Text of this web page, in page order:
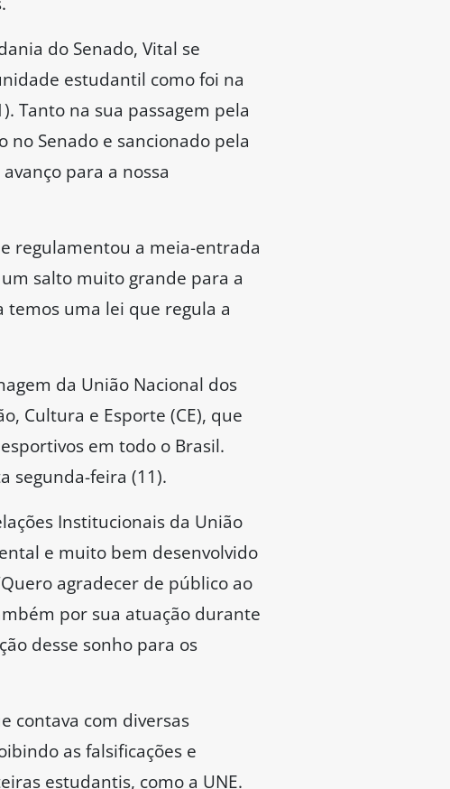
do Senado, Vital se
estudantil como foi na
Tanto na sua passagem pela
no Senado e sancionado pela
para a nossa
regulamentou a meia-entrada
salto muito grande para a
uma lei que regula a
da União Nacional dos
Cultura e Esporte (CE), que
em todo o Brasil.
segunda-feira (11).
Institucionais da União
e muito bem desenvolvido
agradecer de público ao
por sua atuação durante
desse sonho para os
contava com diversas
as falsificações e
estudantis, como a UNE.